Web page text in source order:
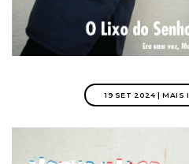
19 SET 2024 | MAIS